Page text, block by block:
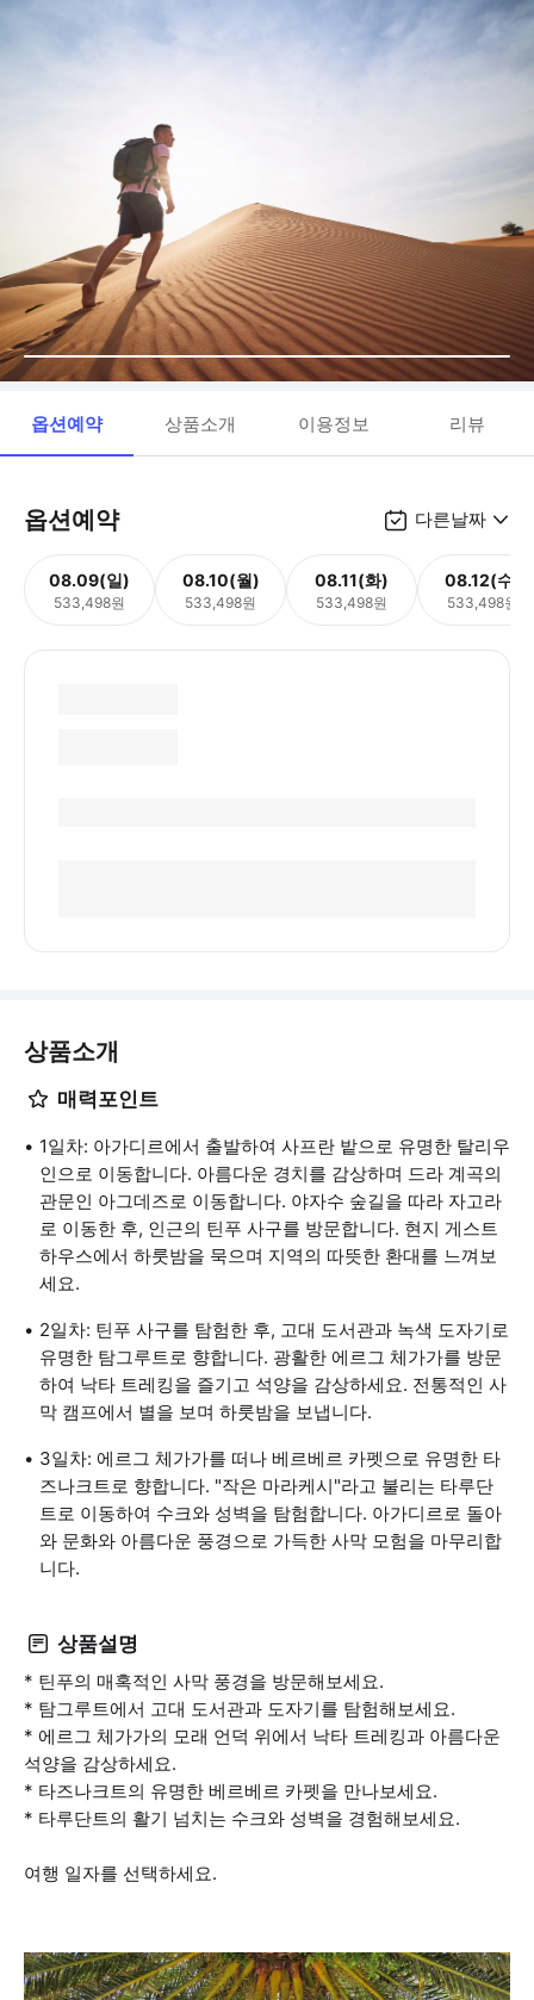
옵션예약 상품소개 이용정보 리뷰
옵션예약 다른날짜
08.09(일)
533,498원
08.10(월)
533,498원
08.11(화)
533,498원
08.12(수)
533,498원
상품소개
매력포인트
1일차: 아가디르에서 출발하여 사프란 밭으로 유명한 탈리우
인으로 이동합니다. 아름다운 경치를 감상하며 드라 계곡의
관문인 아그데즈로 이동합니다. 야자수 숲길을 따라 자고라
로 이동한 후, 인근의 틴푸 사구를 방문합니다. 현지 게스트
하우스에서 하룻밤을 묵으며 지역의 따뜻한 환대를 느껴보
세요.
2일차: 틴푸 사구를 탐험한 후, 고대 도서관과 녹색 도자기로
유명한 탐그루트로 향합니다. 광활한 에르그 체가가를 방문
하여 낙타 트레킹을 즐기고 석양을 감상하세요. 전통적인 사
막 캠프에서 별을 보며 하룻밤을 보냅니다.
3일차: 에르그 체가가를 떠나 베르베르 카펫으로 유명한 타
즈나크트로 향합니다. "작은 마라케시"라고 불리는 타루단
트로 이동하여 수크와 성벽을 탐험합니다. 아가디르로 돌아
와 문화와 아름다운 풍경으로 가득한 사막 모험을 마무리합
니다.
상품설명
* 틴푸의 매혹적인 사막 풍경을 방문해보세요.
* 탐그루트에서 고대 도서관과 도자기를 탐험해보세요.
* 에르그 체가가의 모래 언덕 위에서 낙타 트레킹과 아름다운
석양을 감상하세요.
* 타즈나크트의 유명한 베르베르 카펫을 만나보세요.
* 타루단트의 활기 넘치는 수크와 성벽을 경험해보세요.
여행 일자를 선택하세요.